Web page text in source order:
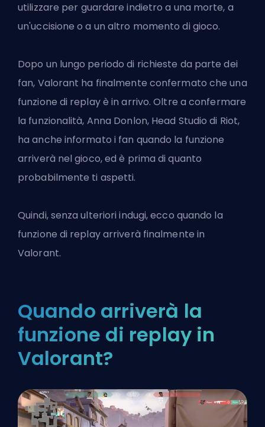
utilizzare per guardare indietro a una morte, a
un'uccisione o a un altro momento di gioco.
Dopo un lungo periodo di richieste da parte dei
fan, Valorant ha finalmente confermato che una
funzione di replay è in arrivo. Oltre a confermare
la funzionalità, Anna Donlon, Head Studio di Riot,
ha anche informato i fan quando la funzione
arriverà nel gioco, ed è prima di quanto
probabilmente ti aspetti.
Quindi, senza ulteriori indugi, ecco quando la
funzione di replay arriverà finalmente in
Valorant.
Quando arriverà la
funzione di replay in
Valorant?